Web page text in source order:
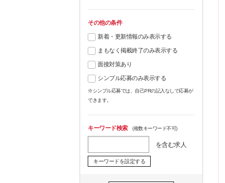
その他の条件
新着・更新情報のみ表示する
まもなく掲載終了のみ表示する
面接対策あり
シンプル応募のみ表示する
※シンプル応募では、自己PRの記入なしで応募が
できます。
キーワード検索(複数キーワード不可)
を含む求人
キーワードを設定する